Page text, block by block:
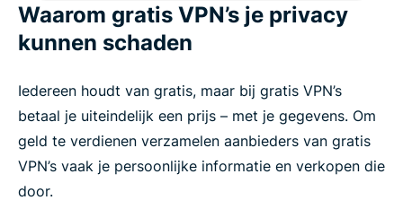
Waarom gratis VPN’s je privacy
kunnen schaden
Iedereen houdt van gratis, maar bij gratis VPN’s
betaal je uiteindelijk een prijs – met je gegevens. Om
geld te verdienen verzamelen aanbieders van gratis
VPN’s vaak je persoonlijke informatie en verkopen die
door.